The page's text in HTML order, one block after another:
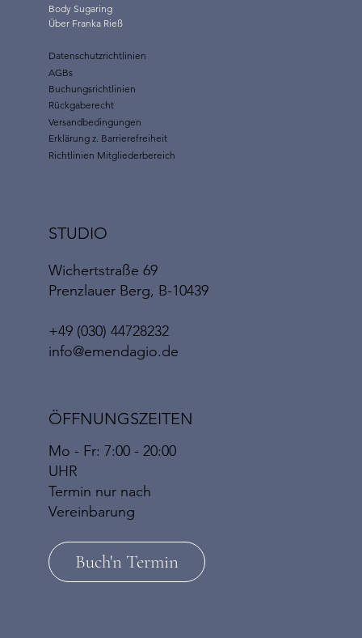
Body Sugaring
Über Franka Rieß
Datenschutzrichtlinien
AGBs
Buchungsrichtlinien
Rückgaberecht
Versandbedingungen
Erklärung z. Barrierefreiheit
Richtlinien Mitgliederbereich
STUDIO
Wichertstraße 69
Prenzlauer Berg, B-10439
+49 (030) 44728232
info@emendagio.de
ÖFFNUNGSZEITEN
Mo - Fr: 7:00 - 20:00
UHR
​​Termin nur nach
Vereinbarung
Buch'n Termin